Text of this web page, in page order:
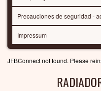
Precauciones de seguridad -
Impressum
JFBConnect not found. Please